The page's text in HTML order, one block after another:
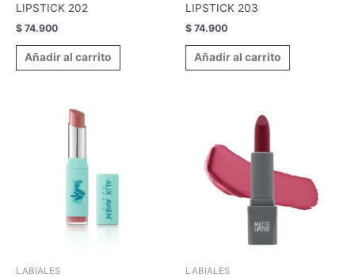
LIPSTICK 202
$ 74.900
Añadir al carrito
LIPSTICK 203
$ 74.900
Añadir al carrito
LABIALES LABIALES